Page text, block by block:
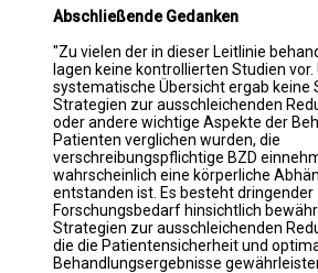
Abschließende Gedanken
"Zu vielen der in dieser Leitlinie
lagen keine kontrollierten Studien vor.
systematische Übersicht ergab keine
Strategien zur ausschleichenden
oder andere wichtige Aspekte der
Patienten verglichen wurden, die
verschreibungspflichtige BZD
wahrscheinlich eine körperliche
entstanden ist. Es besteht dringender
Forschungsbedarf hinsichtlich
Strategien zur ausschleichenden
die die Patientensicherheit und
Behandlungsergebnisse